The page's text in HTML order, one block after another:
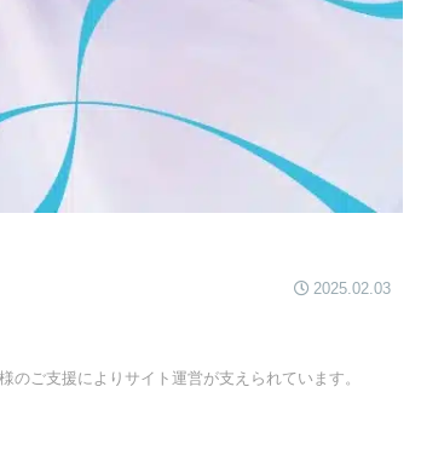
2025.02.03
ご支援によりサイト運営が支えられています。